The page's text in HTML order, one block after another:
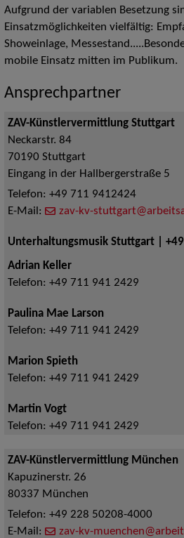
Aufgrund der variablen Besetzung
Einsatzmöglichkeiten vielfältig:
Showeinlage,
mobile Einsatz mitten im Publikum.
Ansprechpartner
ZAV-Künstlervermittlung Stuttgart
Neckarstr. 84
70190 Stuttgart
Eingang in der Hallbergerstraße 5
Telefon: +49 711 9412424
E-Mail:
zav-kv-
Unterhaltungsmusik Stuttgart |
Adrian Keller
Telefon: +49 711 941 2429
Paulina Mae Larson
Telefon: +49 711 941 2429
Marion Spieth
Telefon: +49 711 941 2429
Martin Vogt
Telefon: +49 711 941 2429
ZAV-Künstlervermittlung München
Kapuzinerstr. 26
80337 München
Telefon: +49 228 50208-4000
E-Mail:
zav-kv-